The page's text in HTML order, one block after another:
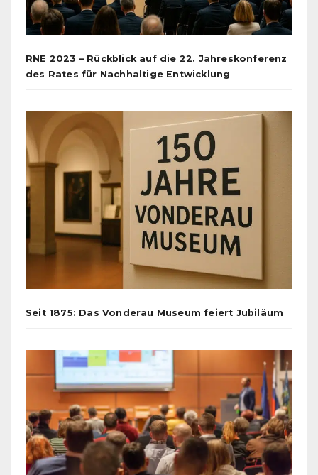
RNE 2023 – Rückblick auf die 22. Jahreskonferenz
des Rates für Nachhaltige Entwicklung
Seit 1875: Das Vonderau Museum feiert Jubiläum